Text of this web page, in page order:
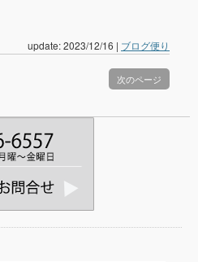
update: 2023/12/16 | ブログ便り
次のページ